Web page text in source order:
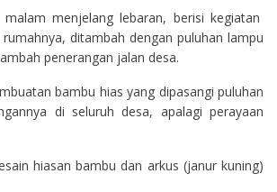
menjelang lebaran, berisi kegiatan
ditambah dengan puluhan lampu
penerangan jalan desa.
bambu hias yang dipasangi puluhan
di seluruh desa, apalagi perayaan
hiasan bambu dan arkus (janur kuning)